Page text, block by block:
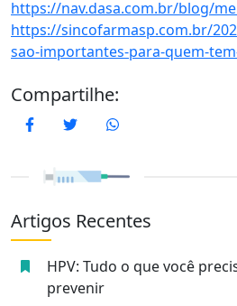
https://nav.dasa.com.br/blog/
https://sincofarmasp.com.br/
sao-importantes-para-quem-
Compartilhe:
FacebookTwitterWhatsApp
Artigos Recentes
HPV: Tudo o que você
prevenir